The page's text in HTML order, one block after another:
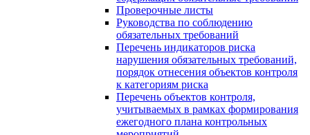
Проверочные листы
Руководства по соблюдению
обязательных требований
Перечень индикаторов риска
нарушения обязательных требований,
порядок отнесения объектов контроля
к категориям риска
Перечень объектов контроля,
учитываемых в рамках формирования
ежегодного плана контрольных